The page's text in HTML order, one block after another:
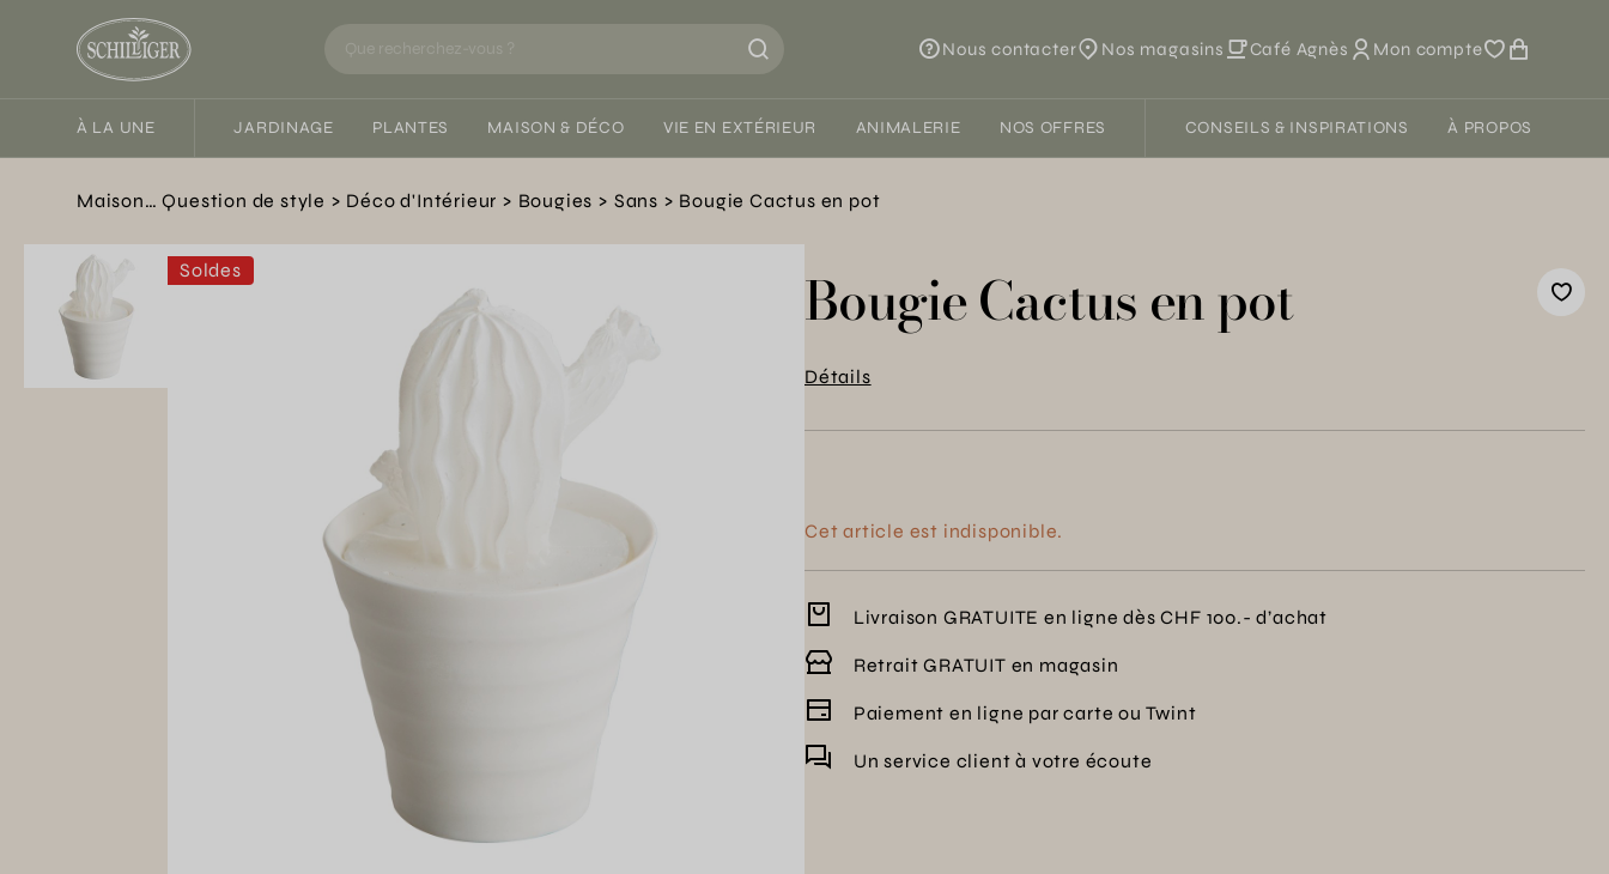
Nous contacter Nos magasins Café Agnès Mon compte
À LA UNE JARDINAGE PLANTES MAISON & DÉCO VIE EN EXTÉRIEUR ANIMALERIE NOS OFFRES CONSEILS & INSPIRATIONS À PROPOS
Maison… Question de style Déco d'Intérieur Bougies Sans Bougie Cactus en pot
Soldes Bougie Cactus en pot
Détails
Cet article est indisponible.
Livraison GRATUITE en ligne dès CHF 100.- d’achat
Retrait GRATUIT en magasin
Paiement en ligne par carte ou Twint
Un service client à votre écoute